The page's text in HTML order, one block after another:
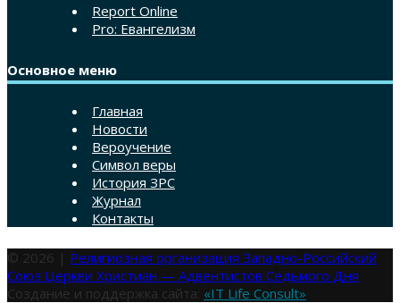
Report Online
Pro: Евангелизм
Основное меню
Главная
Новости
Вероучение
Символ веры
История ЗРС
Журнал
Контакты
© 2026 | Религиозная организация Западно-Российский
Союз Церкви Христиан — Адвентистов Седьмого Дня
Создание и поддержка сайта: «IT Life Consult»